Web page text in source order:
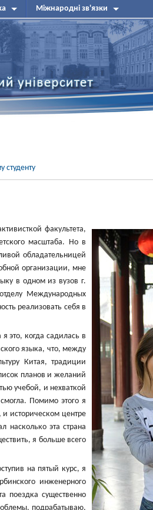
Міжнародні зв'язки
студенту
факультета,
масштаба. Но в
обладательницей
организации, мне
в одном из вузов г.
Международных
реализовать себя в
это, когда садилась в
языка, что, между
Китая, традиции
планов и желаний
учебой, и нехваткой
Помимо этого я
историческом центре
насколько эта страна
я больше всего
на пятый курс, я
инженерного
поездка существенно
подрабатываю,